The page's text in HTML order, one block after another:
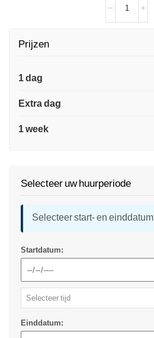
Prijzen
1 dag
Extra dag
1 week
Selecteer uw huurperiode
Selecteer start- en einddatum
Startdatum:
Einddatum: